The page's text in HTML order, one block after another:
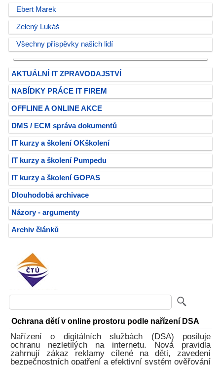
Ebert Marek
Zelený Lukáš
Všechny příspěvky našich lidí
AKTUÁLNÍ IT ZPRAVODAJSTVÍ
NABÍDKY PRÁCE IT FIREM
OFFLINE A ONLINE AKCE
DMS / ECM správa dokumentů
IT kurzy a školení OKškolení
IT kurzy a školení Pumpedu
IT kurzy a školení GOPAS
Dlouhodobá archivace
Názory - argumenty
Archiv článků
Ochrana dětí v online prostoru podle nařízení DSA
Nařízení o digitálních službách (DSA) posiluje
ochranu nezletilých na internetu. Nová pravidla
zahrnují zákaz reklamy cílené na děti, zavedení
bezpečnostních opatření a efektivní systém ověřování